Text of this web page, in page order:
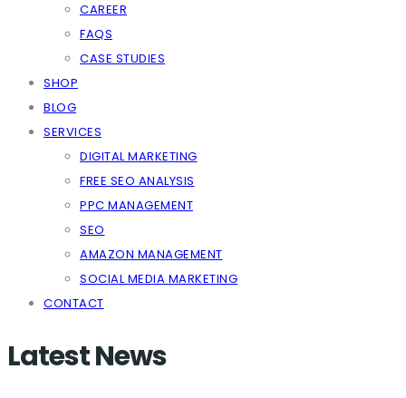
CAREER
FAQS
CASE STUDIES
SHOP
BLOG
SERVICES
DIGITAL MARKETING
FREE SEO ANALYSIS
PPC MANAGEMENT
SEO
AMAZON MANAGEMENT
SOCIAL MEDIA MARKETING
CONTACT
Latest News